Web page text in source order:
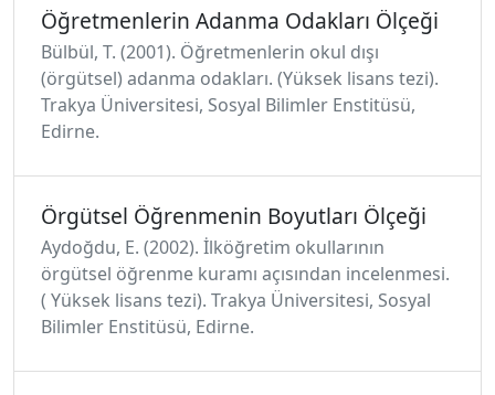
Öğretmenlerin Adanma Odakları Ölçeği
Bülbül, T. (2001). Öğretmenlerin okul dışı
(örgütsel) adanma odakları. (Yüksek lisans tezi).
Trakya Üniversitesi, Sosyal Bilimler Enstitüsü,
Edirne.
Örgütsel Öğrenmenin Boyutları Ölçeği
Aydoğdu, E. (2002). İlköğretim okullarının
örgütsel öğrenme kuramı açısından incelenmesi.
( Yüksek lisans tezi). Trakya Üniversitesi, Sosyal
Bilimler Enstitüsü, Edirne.